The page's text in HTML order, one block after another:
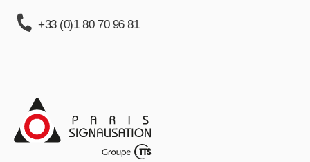
+33 (0)1 80 70 96 81